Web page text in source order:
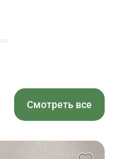
Смотреть все